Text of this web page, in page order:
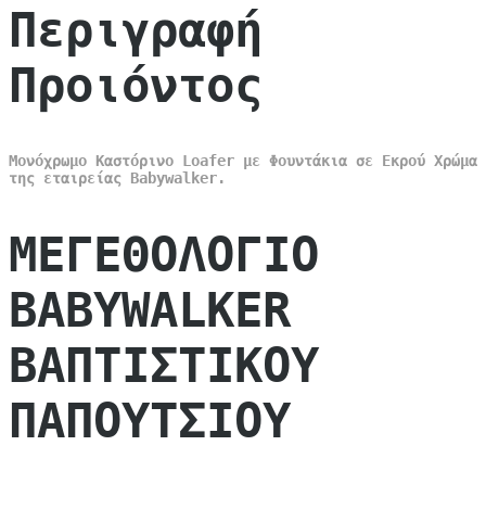
Περιγραφή
Προιόντος
Μονόχρωμο Καστόρινο Loafer με Φουντάκια σε Εκρού Χρώμα
της εταιρείας Babywalker.
ΜΕΓΕΘΟΛΟΓΙΟ
BABYWALKER
ΒΑΠΤΙΣΤΙΚΟΥ
ΠΑΠΟΥΤΣΙΟΥ